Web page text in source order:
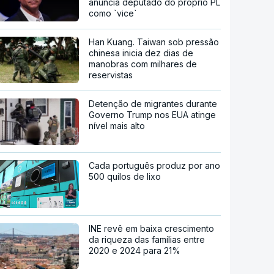
como `vice`
Han Kuang. Taiwan sob pressão
chinesa inicia dez dias de
manobras com milhares de
reservistas
Detenção de migrantes durante
Governo Trump nos EUA atinge
nível mais alto
Cada português produz por ano
500 quilos de lixo
INE revê em baixa crescimento
da riqueza das famílias entre
2020 e 2024 para 21%